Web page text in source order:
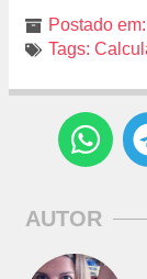
Postado em:
Tags:
AUTOR